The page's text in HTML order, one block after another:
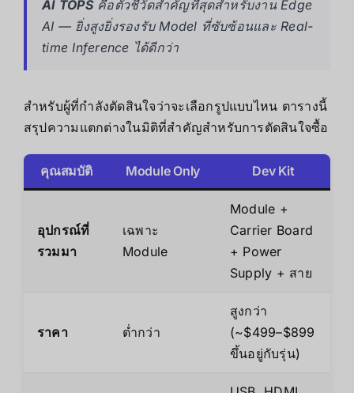
AI TOPSคือตัวชี้วัดสำคัญที่สุดสำหรับงาน Edge
AI — ยิ่งสูงยิ่งรองรับ Model ที่ซับซ้อนและ Real-
time Inference ได้ดีกว่า
สำหรับผู้ที่กำลังตัดสินใจว่าจะเลือกรูปแบบไหน ตารางนี้
สรุปความแตกต่างในมิติที่สำคัญสำหรับการตัดสินใจซื้อ
คุณสมบัติ Module Only Dev Kit
อุปกรณ์ที่
รวมมา
เฉพาะ
Module
Module +
Carrier Board
+ Power
Supply + สาย
ราคา ต่ำกว่า
สูงกว่า
(~$499–$899
ขึ้นอยู่กับรุ่น)